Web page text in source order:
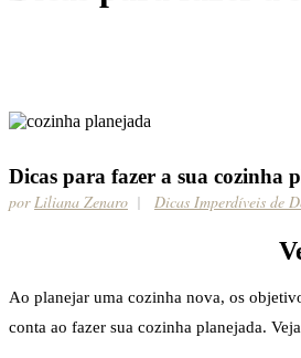
Dicas para fazer a sua cozinha
porLiliana Zenaro Dicas Imperdíveis de
Ao planejar uma cozinha nova, os
conta ao fazer sua cozinha planejada.